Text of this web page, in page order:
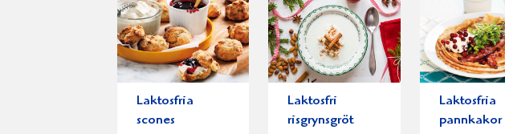
Laktosfria
scones
Laktosfri
risgrynsgröt
Laktosfria
pannkakor